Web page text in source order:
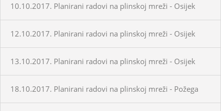
10.10.2017. Planirani radovi na plinskoj mreži - Osijek
12.10.2017. Planirani radovi na plinskoj mreži - Osijek
13.10.2017. Planirani radovi na plinskoj mreži - Osijek
18.10.2017. Planirani radovi na plinskoj mreži - Požega